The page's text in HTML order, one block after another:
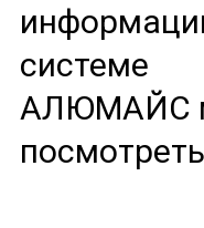
системе
АЛЮМАЙС
посмотреть